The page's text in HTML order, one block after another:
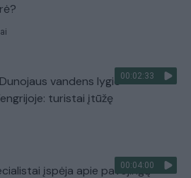
00:02:33
vandens lygio –
turistai įtūžę
00:04:00
įspėja apie pavojingą